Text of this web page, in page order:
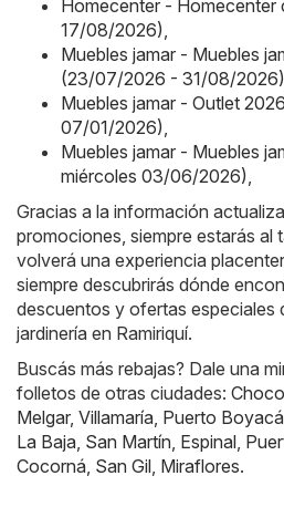
Homecenter -
17/08/2026)
Muebles jamar - Muebles
(23/07/2026 - 31/08/2026)
Muebles jamar - Outlet
07/01/2026)
Muebles jamar - Muebles
miércoles 03/06/2026)
Gracias a la información
promociones, siempre estarás al
volverá una experiencia
siempre descubrirás dónde
descuentos y ofertas especiales
jardinería en Ramiriquí.
Buscás más rebajas? Dale una
folletos de otras ciudades:
Melgar, Villamaría Puerto Boyacá
La Baja San Martín Espinal
Cocorná San Gil Miraflores.